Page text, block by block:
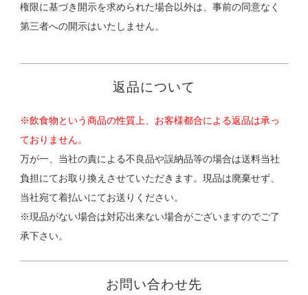
権限に基づき開示を求められた場合以外は、事前の同意なく
第三者への開示はいたしません。
返品について
※飲食物という商品の性質上、お客様都合による返品は承っ
ておりません。
万が一、当社の責による不良品や誤納品等の場合は送料当社
負担にてお取り換えさせていただきます。現品は廃棄せず、
当社宛て着払いにてお送りください。
※現品がない場合は対応出来ない場合がございますのでご了
承下さい。
お問い合わせ先